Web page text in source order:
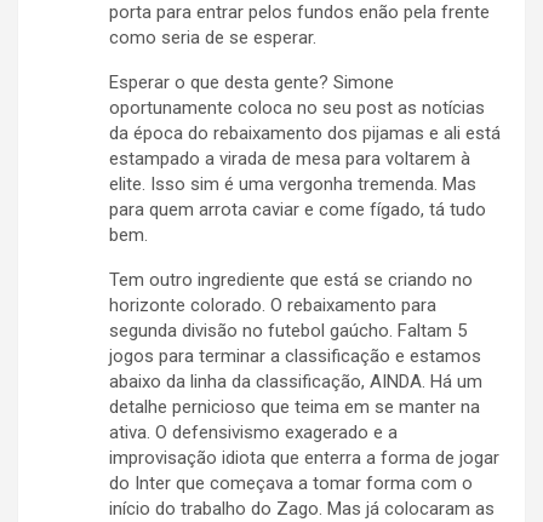
porta para entrar pelos fundos enão pela frente
como seria de se esperar.
Esperar o que desta gente? Simone
oportunamente coloca no seu post as notícias
da época do rebaixamento dos pijamas e ali está
estampado a virada de mesa para voltarem à
elite. Isso sim é uma vergonha tremenda. Mas
para quem arrota caviar e come fígado, tá tudo
bem.
Tem outro ingrediente que está se criando no
horizonte colorado. O rebaixamento para
segunda divisão no futebol gaúcho. Faltam 5
jogos para terminar a classificação e estamos
abaixo da linha da classificação, AINDA. Há um
detalhe pernicioso que teima em se manter na
ativa. O defensivismo exagerado e a
improvisação idiota que enterra a forma de jogar
do Inter que começava a tomar forma com o
início do trabalho do Zago. Mas já colocaram as